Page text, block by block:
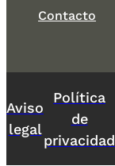
Contacto
Aviso
legal
Política
de
privacidad